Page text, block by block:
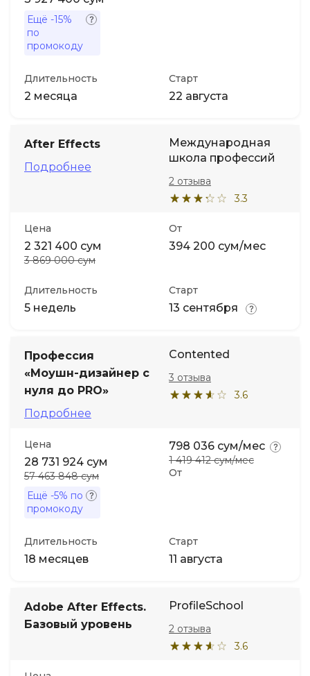
Ещё -15%
по
промокоду
Длительность
2 месяца
Старт
22 августа
After Effects
Подробнее
Международная
школа профессий
3.3
2 отзыва
Цена
2 321 400 сум
3 869 000 сум
От
394 200 сум/мес
Длительность
5 недель
Старт
13 сентября
Профессия
«Моушн-дизайнер с
нуля до PRO»
Подробнее
Contented
3.6
3 отзыва
Цена
28 731 924 сум
57 463 848 сум
Ещё -5% по
промокоду
От
798 036 сум/мес
1 419 412 сум/мес
Длительность
18 месяцев
Старт
11 августа
Adobe After Effects.
Базовый уровень
ProfileSchool
3.6
2 отзыва